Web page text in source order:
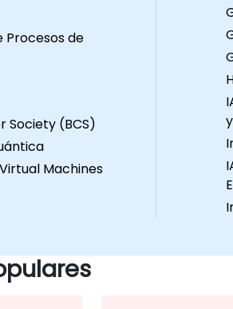
Procesos de
Society (BCS)
Machines